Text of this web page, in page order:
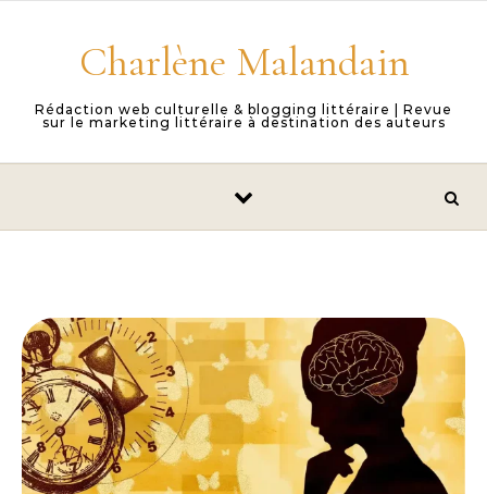
Charlène Malandain
Rédaction web culturelle & blogging littéraire | Revue
sur le marketing littéraire à destination des auteurs